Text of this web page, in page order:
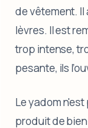
de vêtement. Il
lèvres. Il est
trop intense,
pesante, ils
Le yadom
produit de